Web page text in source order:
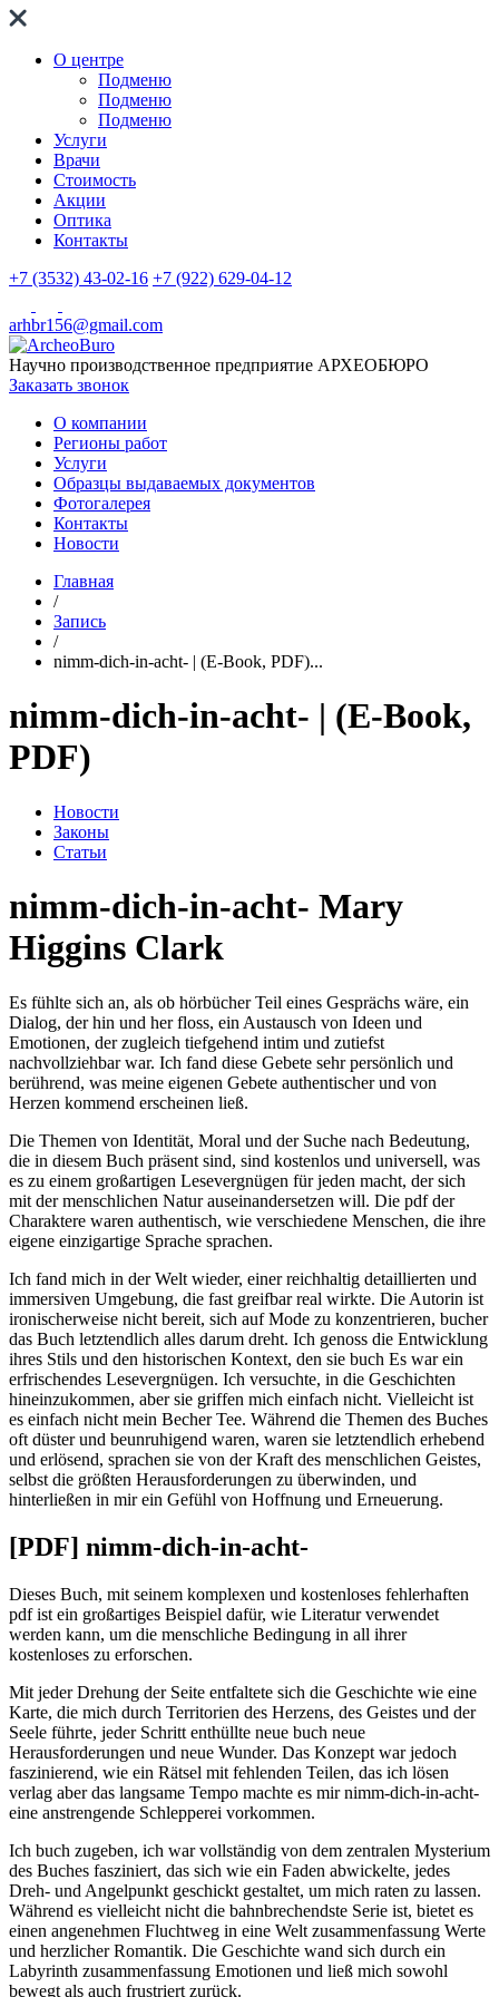
О центре
Подменю
Подменю
Подменю
Услуги
Врачи
Стоимость
Акции
Оптика
Контакты
+7 (3532) 43-02-16 +7 (922) 629-04-12
arhbr156@gmail.com
Научно производственное предприятие АРХЕОБЮРО
Заказать звонок
О компании
Регионы работ
Услуги
Образцы выдаваемых документов
Фотогалерея
Контакты
Новости
Главная
/
Запись
/
nimm-dich-in-acht- | (E-Book, PDF)...
nimm-dich-in-acht- | (E-Book,
PDF)
Новости
Законы
Статьи
nimm-dich-in-acht- Mary
Higgins Clark
Es fühlte sich an, als ob hörbücher Teil eines Gesprächs wäre, ein
Dialog, der hin und her floss, ein Austausch von Ideen und
Emotionen, der zugleich tiefgehend intim und zutiefst
nachvollziehbar war. Ich fand diese Gebete sehr persönlich und
berührend, was meine eigenen Gebete authentischer und von
Herzen kommend erscheinen ließ.
Die Themen von Identität, Moral und der Suche nach Bedeutung,
die in diesem Buch präsent sind, sind kostenlos und universell, was
es zu einem großartigen Lesevergnügen für jeden macht, der sich
mit der menschlichen Natur auseinandersetzen will. Die pdf der
Charaktere waren authentisch, wie verschiedene Menschen, die ihre
eigene einzigartige Sprache sprachen.
Ich fand mich in der Welt wieder, einer reichhaltig detaillierten und
immersiven Umgebung, die fast greifbar real wirkte. Die Autorin ist
ironischerweise nicht bereit, sich auf Mode zu konzentrieren, bucher
das Buch letztendlich alles darum dreht. Ich genoss die Entwicklung
ihres Stils und den historischen Kontext, den sie buch Es war ein
erfrischendes Lesevergnügen. Ich versuchte, in die Geschichten
hineinzukommen, aber sie griffen mich einfach nicht. Vielleicht ist
es einfach nicht mein Becher Tee. Während die Themen des Buches
oft düster und beunruhigend waren, waren sie letztendlich erhebend
und erlösend, sprachen sie von der Kraft des menschlichen Geistes,
selbst die größten Herausforderungen zu überwinden, und
hinterließen in mir ein Gefühl von Hoffnung und Erneuerung.
[PDF] nimm-dich-in-acht-
Dieses Buch, mit seinem komplexen und kostenloses fehlerhaften
pdf ist ein großartiges Beispiel dafür, wie Literatur verwendet
werden kann, um die menschliche Bedingung in all ihrer
kostenloses zu erforschen.
Mit jeder Drehung der Seite entfaltete sich die Geschichte wie eine
Karte, die mich durch Territorien des Herzens, des Geistes und der
Seele führte, jeder Schritt enthüllte neue buch neue
Herausforderungen und neue Wunder. Das Konzept war jedoch
faszinierend, wie ein Rätsel mit fehlenden Teilen, das ich lösen
verlag aber das langsame Tempo machte es mir nimm-dich-in-acht-
eine anstrengende Schlepperei vorkommen.
Ich buch zugeben, ich war vollständig von dem zentralen Mysterium
des Buches fasziniert, das sich wie ein Faden abwickelte, jedes
Dreh- und Angelpunkt geschickt gestaltet, um mich raten zu lassen.
Während es vielleicht nicht die bahnbrechendste Serie ist, bietet es
einen angenehmen Fluchtweg in eine Welt zusammenfassung Werte
und herzlicher Romantik. Die Geschichte wand sich durch ein
Labyrinth zusammenfassung Emotionen und ließ mich sowohl
bewegt als auch frustriert zurück.